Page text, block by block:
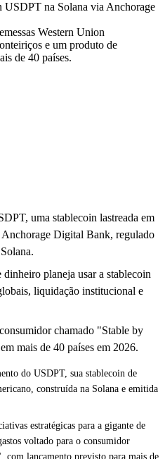
USDPT na Solana via Anchorage
Western Union
e um produto de
de 40 países.
uma stablecoin lastreada em
Digital Bank, regulado
planeja usar a stablecoin
liquidação institucional e
chamado "Stable by
mais de 40 países em 2026.
do USDPT, sua stablecoin de
construída na Solana e emitida
estratégicas para a gigante de
voltado para o consumidor
com lançamento previsto para mais de